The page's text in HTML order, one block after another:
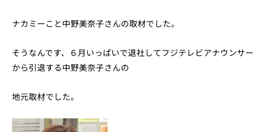
ナカミーこと中野美奈子さんの取材でした。
そうなんです、６月いっぱいで退社してフジテレビアナウンサー
から引退する中野美奈子さんの
地元取材でした。